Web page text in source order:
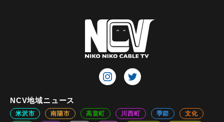
NCV地域ニュース
米沢市 南陽市 高畠町 川西町 季節
文化